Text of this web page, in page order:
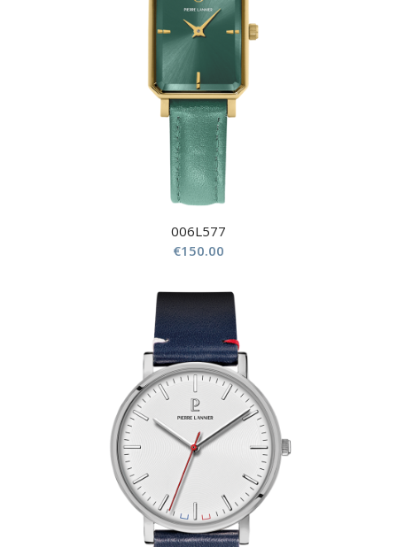
006L577
€150.00